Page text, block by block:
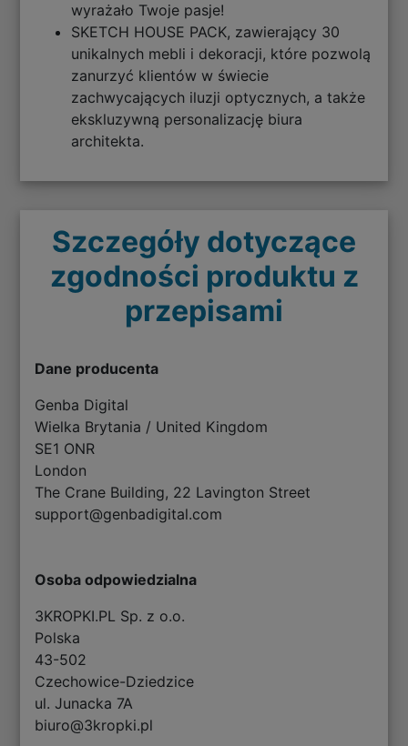
wyrażało Twoje pasje!
SKETCH HOUSE PACK, zawierający 30
unikalnych mebli i dekoracji, które pozwolą
zanurzyć klientów w świecie
zachwycających iluzji optycznych, a także
ekskluzywną personalizację biura
architekta.
Szczegóły dotyczące
zgodności produktu z
przepisami
Dane producenta
Genba Digital
Wielka Brytania / United Kingdom
SE1 ONR
London
The Crane Building, 22 Lavington Street
support@genbadigital.com
Osoba odpowiedzialna
3KROPKI.PL Sp. z o.o.
Polska
43-502
Czechowice-Dziedzice
ul. Junacka 7A
biuro@3kropki.pl